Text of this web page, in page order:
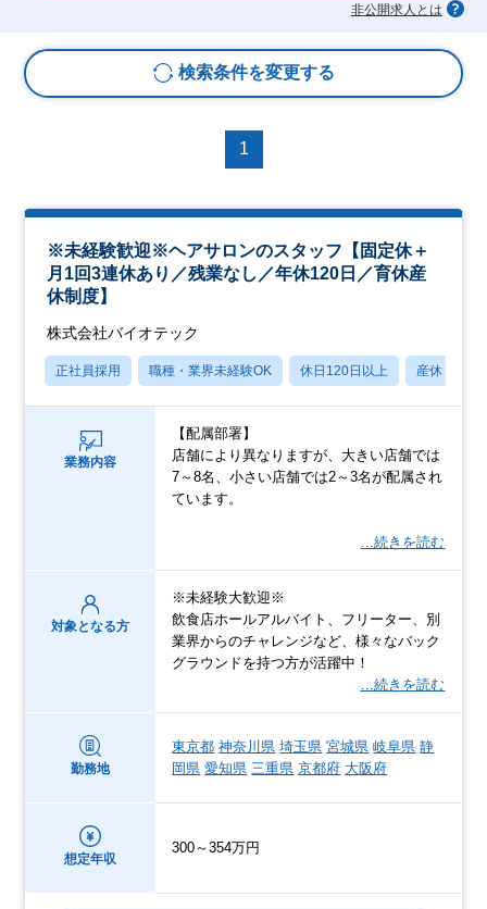
非公開求人とは
検索条件を変更する
1
※未経験歓迎※ヘアサロンのスタッフ【固定休＋
月1回3連休あり／残業なし／年休120日／育休産
休制度】
株式会社バイオテック
正社員採用 職種・業界未経験OK 休日120日以上 産休・育休
業務内容
【配属部署】
店舗により異なりますが、大きい店舗では
7～8名、小さい店舗では2～3名が配属され
ています。
…続きを読む
対象となる方
※未経験大歓迎※
飲食店ホールアルバイト、フリーター、別
業界からのチャレンジなど、様々なバック
グラウンドを持つ方が活躍中！
…続きを読む
勤務地
東京都 神奈川県 埼玉県 宮城県 岐阜県 静
岡県 愛知県 三重県 京都府 大阪府
想定年収
300～354万円